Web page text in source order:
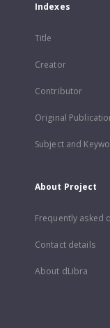
Indexes
Title
Creator
Contributor
Original
Subject and
About Project
Frequently asked
Contact details
About dLibra